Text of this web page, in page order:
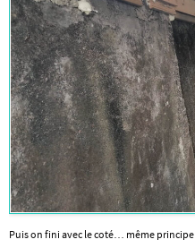
Puis on fini avec le coté… même principe